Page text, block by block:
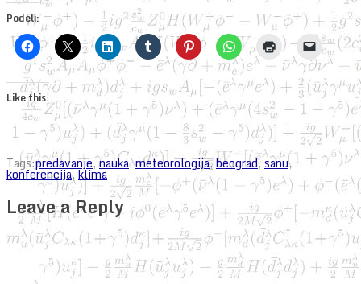
Podeli:
Like this:
Tags:predavanje,nauka,meteorologija,beograd,sanu,
konferencija,klima
Leave a Reply